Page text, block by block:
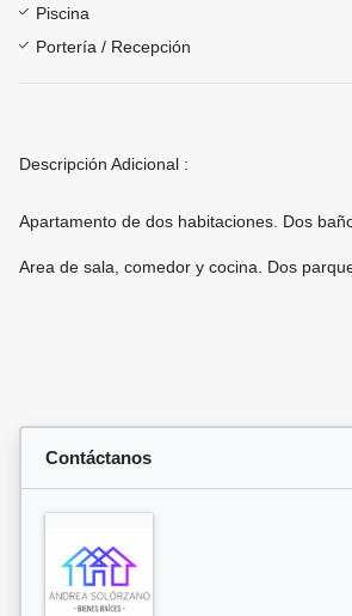
Piscina
Portería / Recepción
Descripción Adicional :
Apartamento de dos habitaciones. Dos
Area de sala, comedor y cocina. Dos
Contáctanos